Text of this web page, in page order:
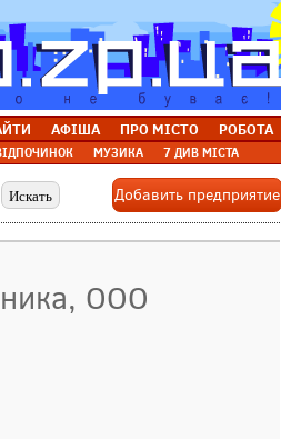
АФІША ПРО МІСТО РОБОТА
МУЗИКА 7 ДИВ МІСТА
Добавить предприятие
ООО